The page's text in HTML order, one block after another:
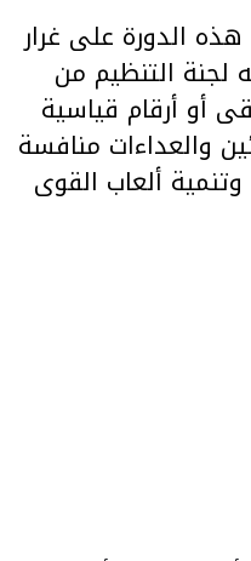
الدورة على غرار
لجنة التنظيم من
أو أرقام قياسية
والعداءات منافسة
ألعاب القوى